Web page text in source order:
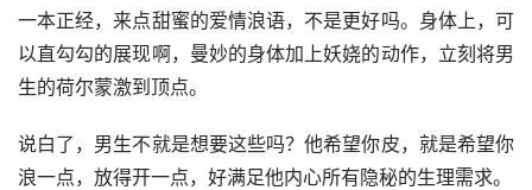
一本正经，来点甜蜜的爱情浪语，不是更好吗。身体上，可
以直勾勾的展现啊，曼妙的身体加上妖娆的动作，立刻将男
生的荷尔蒙激到顶点。
说白了，男生不就是想要这些吗？他希望你皮，就是希望你
浪一点，放得开一点，好满足他内心所有隐秘的生理需求。